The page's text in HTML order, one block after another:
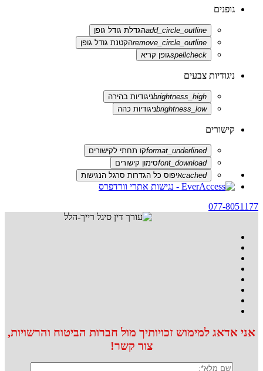
גופנים
add_circle_outlineהגדלת גודל גופן
remove_circle_outlineהקטנת גודל גופן
spellcheckגופן קריא
ניגודיות צבעים
brightness_highניגודיות בהירה
brightness_lowניגודיות כהה
קישורים
format_underlinedקו תחתי לקישורים
font_downloadסימון קישורים
cachedאיפוס כל הגדרות סרגל הנגישות
077-8051177
אני אדאג למימוש זכויותיך מול חברות הביטוח והרשויות,
צור קשר!